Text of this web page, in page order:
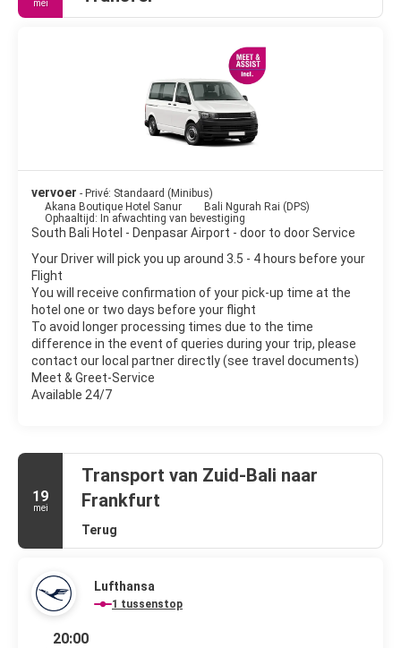
mei
vervoer - Privé: Standaard (Minibus)
Akana Boutique Hotel Sanur
Bali Ngurah Rai (DPS)
Ophaaltijd: In afwachting van bevestiging
South Bali Hotel - Denpasar Airport - door to door Service
Your Driver will pick you up around 3.5 - 4 hours before your
Flight
You will receive confirmation of your pick-up time at the
hotel one or two days before your flight
To avoid longer processing times due to the time
difference in the event of queries during your trip, please
contact our local partner directly (see travel documents)
Meet & Greet-Service
Available 24/7
19
mei
Transport van Zuid-Bali naar
Frankfurt
Terug
Lufthansa
1 tussenstop
20:00